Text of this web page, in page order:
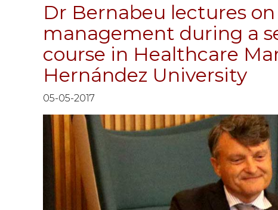
Dr Bernabeu lectures
management during a
course in Healthcare
Hernández University
05-05-2017